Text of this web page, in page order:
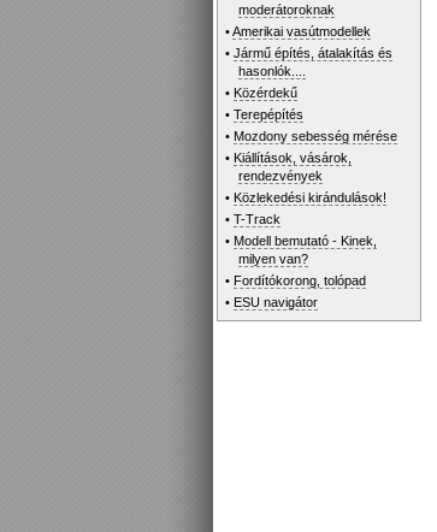
moderátoroknak
•Amerikai vasútmodellek
•Jármű építés, átalakítás és
hasonlók....
• Közérdekű
•Terepépítés
• Mozdony sebesség mérése
• Kiállítások, vásárok,
rendezvények
• Közlekedési kirándulások!
•T-Track
• Modell bemutató - Kinek,
milyen van?
• Fordítókorong, tolópad
• ESU navigátor